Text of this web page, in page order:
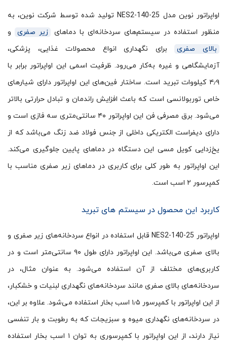
اواپراتور نوین مدل NES2-140-25 تولید شده توسط شرکت نوین، به
منظور استفاده در سیستم‌های سردخانه‌ای با دماهای
زیر صفری
و
بالای صفری
برای نگهداری انواع محصولات غذایی، پزشکی،
آزمایشگاهی و غیره به‌کار می‌رود. ظرفیت اسمی این اواپراتور برابر با
۴٫۹ کیلووات تبرید است. ساختار فین‌های این اواپراتور دارای شیارهای
خاص توربولانسی است که باعث افزایش راندمان و تبادل حرارتی بالاتر
می‌شود. برق مصرفی فن این اواپراتور ۴۰ سانتی‌متری سه فازی است و
دارای دیفراست الکتریکی داخلی از جنس فولاد ضد زنگ می‌باشد که از
یخ‌زدایی کویل مسی این دستگاه در دماهای پایین جلوگیری می‌کند.
این اواپراتور به طور کلی برای کاربری در دماهای زیر صفری مناسب با
کمپرسور ۲ اسب است.
کاربرد این محصول در سیستم های تبرید
اواپراتور NES2-140-25 قابل استفاده در انواع سردخانه‌های زیر صفری و
بالای صفری می‌باشد. این اواپراتور دارای طول ۹۰ سانتی‌متر است و در
کاربری‌های مختلف از آن استفاده می‌شود. به عنوان مثال، در
سردخانه‌های بالای صفری مانند سردخانه‌های نگهداری لبنیات و خشکبار،
از این اواپراتور با کمپرسور ۱٫۵ اسب بخار استفاده می‌شود. علاوه بر این،
در سردخانه‌های نگهداری میوه و سبزیجات که به رطوبت و بار تنفسی
نیاز دارند، از این اواپراتور با کمپرسوری به توان ۱ اسب بخار استفاده